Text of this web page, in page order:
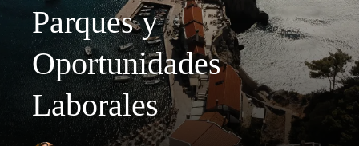
Parques y
Oportunidades
Laborales